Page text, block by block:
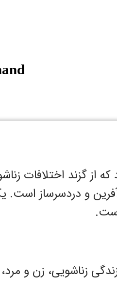
از گزند اختلافات
و دردسرساز است.